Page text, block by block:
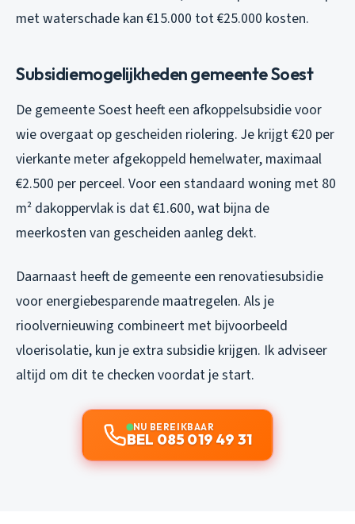
met waterschade kan €15.000 tot €25.000 kosten.
Subsidiemogelijkheden gemeente Soest
De gemeente Soest heeft een afkoppelsubsidie voor
wie overgaat op gescheiden riolering. Je krijgt €20 per
vierkante meter afgekoppeld hemelwater, maximaal
€2.500 per perceel. Voor een standaard woning met 80
m² dakoppervlak is dat €1.600, wat bijna de
meerkosten van gescheiden aanleg dekt.
Daarnaast heeft de gemeente een renovatiesubsidie
voor energiebesparende maatregelen. Als je
rioolvernieuwing combineert met bijvoorbeeld
vloerisolatie, kun je extra subsidie krijgen. Ik adviseer
altijd om dit te checken voordat je start.
NU BEREIKBAAR
BEL 085 019 49 31